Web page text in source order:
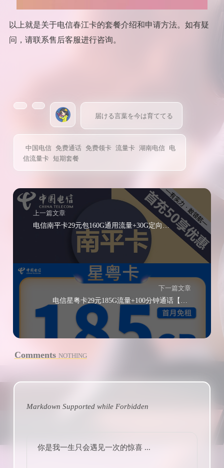
以上就是关于电信春江卡的套餐介绍和申请方法。如有疑
问，请联系售后客服进行咨询。
届ける言葉を今は育ててる
中国电信 免费通话 免费领卡 流量卡 湖南电信 电
信流量卡 短期套餐
上一篇文章
电信南平卡29元包160G通用流量+30G定向流量+100分钟通话
下一篇文章
电信星粤卡29元185G流量+100分钟通话【长期-套餐】
Comments NOTHING
Markdown Supported while Forbidden
你是我一生只会遇见一次的惊喜 ...